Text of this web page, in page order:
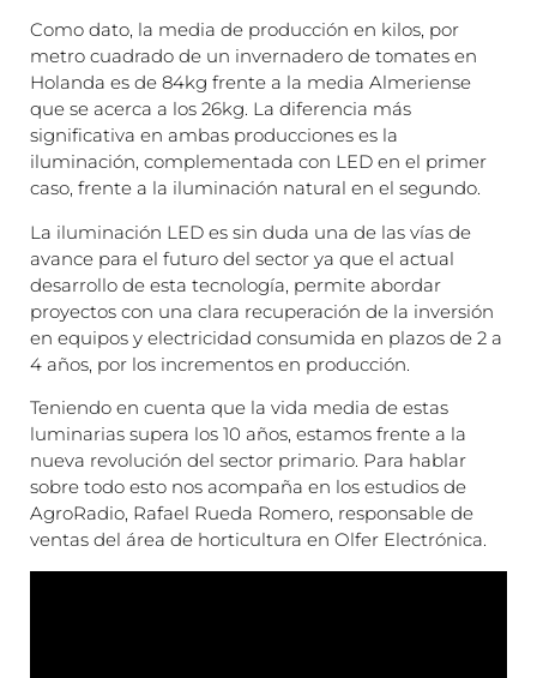
Como dato, la media de producción en kilos, por
metro cuadrado de un invernadero de tomates en
Holanda es de 84kg frente a la media Almeriense
que se acerca a los 26kg. La diferencia más
significativa en ambas producciones es la
iluminación, complementada con LED en el primer
caso, frente a la iluminación natural en el segundo.
La iluminación LED es sin duda una de las vías de
avance para el futuro del sector ya que el actual
desarrollo de esta tecnología, permite abordar
proyectos con una clara recuperación de la inversión
en equipos y electricidad consumida en plazos de 2 a
4 años, por los incrementos en producción.
Teniendo en cuenta que la vida media de estas
luminarias supera los 10 años, estamos frente a la
nueva revolución del sector primario. Para hablar
sobre todo esto nos acompaña en los estudios de
AgroRadio, Rafael Rueda Romero, responsable de
ventas del área de horticultura en Olfer Electrónica.